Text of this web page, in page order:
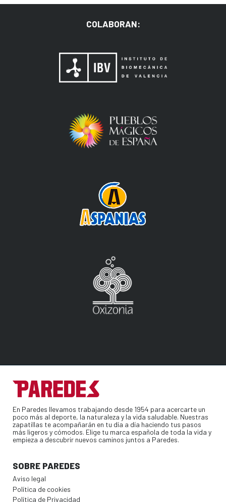
COLABORAN:
En Paredes llevamos trabajando desde 1954 para acercarte un
poco más al deporte, la naturaleza y la vida saludable. Nuestras
zapatillas te acompañarán en tu día a día haciendo tus pasos
más ligeros y cómodos. Elige tu marca española de toda la vida y
empieza a descubrir nuevos caminos juntos a Paredes.
SOBRE PAREDES
Aviso legal
Política de cookies
Política de Privacidad